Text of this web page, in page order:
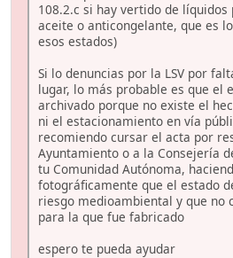
108.2.c si hay vertido de
aceite o anticongelante, que es
esos estados)
Si lo denuncias por la LSV por
lugar, lo más probable es que el
archivado porque no existe el
ni el estacionamiento en vía
recomiendo cursar el acta por
Ayuntamiento o a la Consejería
tu Comunidad Autónoma,
fotográficamente que el estado
riesgo medioambiental y que no
para la que fue fabricado
espero te pueda ayudar